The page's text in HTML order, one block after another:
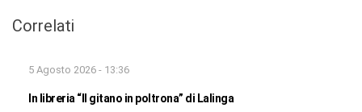
Correlati
5 Agosto 2026 - 13:36
In libreria “Il gitano in poltrona” di Lalinga